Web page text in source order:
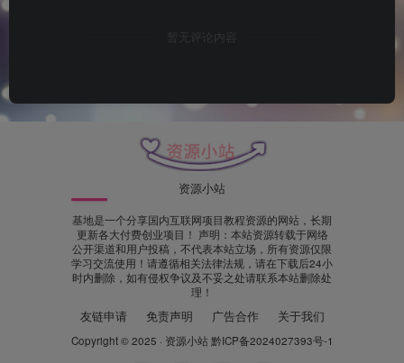
暂无评论内容
资源小站
基地是一个分享国内互联网项目教程资源的网站，长期
更新各大付费创业项目！ 声明：本站资源转载于网络
公开渠道和用户投稿，不代表本站立场，所有资源仅限
学习交流使用！请遵循相关法律法规，请在下载后24小
时内删除，如有侵权争议及不妥之处请联系本站删除处
理！
友链申请 免责声明 广告合作 关于我们
Copyright © 2025 · 资源小站 黔ICP备2024027393号-1